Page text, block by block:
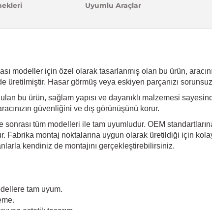
Uyumlu Araçlar
modeller için özel olarak tasarlanmış olan bu ürün,
üretilmiştir. Hasar görmüş veya eskiyen parçanızı
bu ürün, sağlam yapısı ve dayanıklı malzemesi
güvenliğini ve dış görünüşünü korur.
sonrası tüm modelleri ile tam uyumludur. OEM
Fabrika montaj noktalarına uygun olarak üretildiği için
kendiniz de montajını gerçekleştirebilirsiniz.
tam uyum.